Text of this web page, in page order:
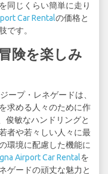
同じくらい簡単に走り
Car Rentalの価格と
です。
険を楽しみ
ープ・レネゲードは、
求める人々のために作
俊敏なハンドリングと
者や若々しい人々に最
環境に配慮した機能に
Airport Car Rentalを
ゲードの頑丈な魅力と